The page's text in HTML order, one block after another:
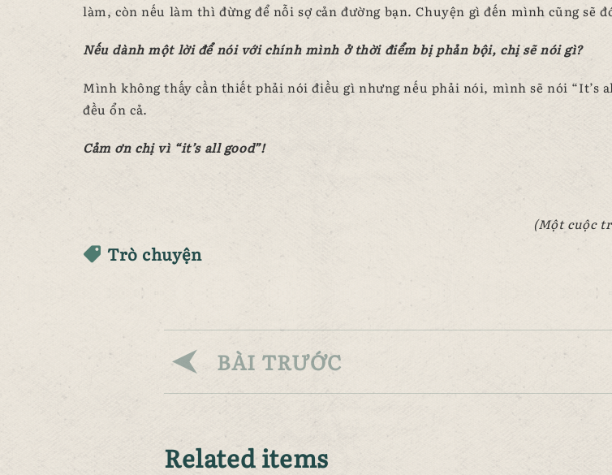
làm, còn nếu làm thì đừng để nỗi sợ cản đường bạn. Chuyện gì đến mình cũng sẽ
Nếu dành một lời để nói với chính mình ở thời điểm bị phản bội, chị sẽ nói gì?
Mình không thấy cần thiết phải nói điều gì nhưng nếu phải nói, mình sẽ nói “It’s
đều ổn cả.
Cảm ơn chị vì “it’s all good”!
(Một cuộc
Trò chuyện
BÀI TRƯỚC
Related items